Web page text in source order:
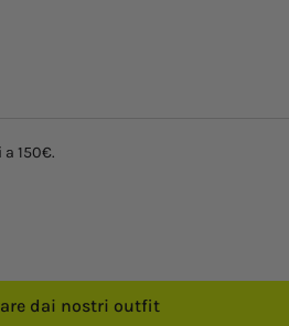
150€.
dai nostri outfit